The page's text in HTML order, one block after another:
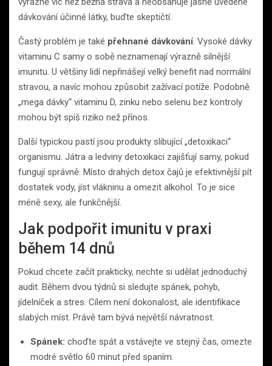
dávkování účinné látky, buďte skeptičtí.
Častý problém je také přehnané dávkování. Vysoké dávky
vitaminu C samy o sobě neznamenají výrazně silnější
imunitu. U většiny lidí nepřinášejí velký benefit nad normální
stravou, a navíc mohou způsobit zažívací potíže. Podobně
„mega dávky“ vitaminu D, zinku nebo selenu bez kontroly
mohou být spíš riziko než přínos.
Další typickou pastí jsou produkty slibující „detoxikaci“
organismu. Játra a ledviny detoxikaci zajišťují samy, pokud
fungují správně. Místo drahých detox čajů je efektivnější pít
dostatek vody, jíst vlákninu a omezit alkohol. To je sice
méně sexy, ale funkčnější.
Jak podpořit imunitu v praxi
během 14 dnů
Pokud chcete začít prakticky, nechte si udělat jednoduchý
audit. Během dvou týdnů si sledujte spánek, pohyb,
jídelníček a stres. Cílem není dokonalost, ale identifikace
slabých míst. Právě tam bývá největší návratnost.
Spánek: choďte spát a vstávejte ve stejný čas, omezte
modré světlo 60 minut před spaním.